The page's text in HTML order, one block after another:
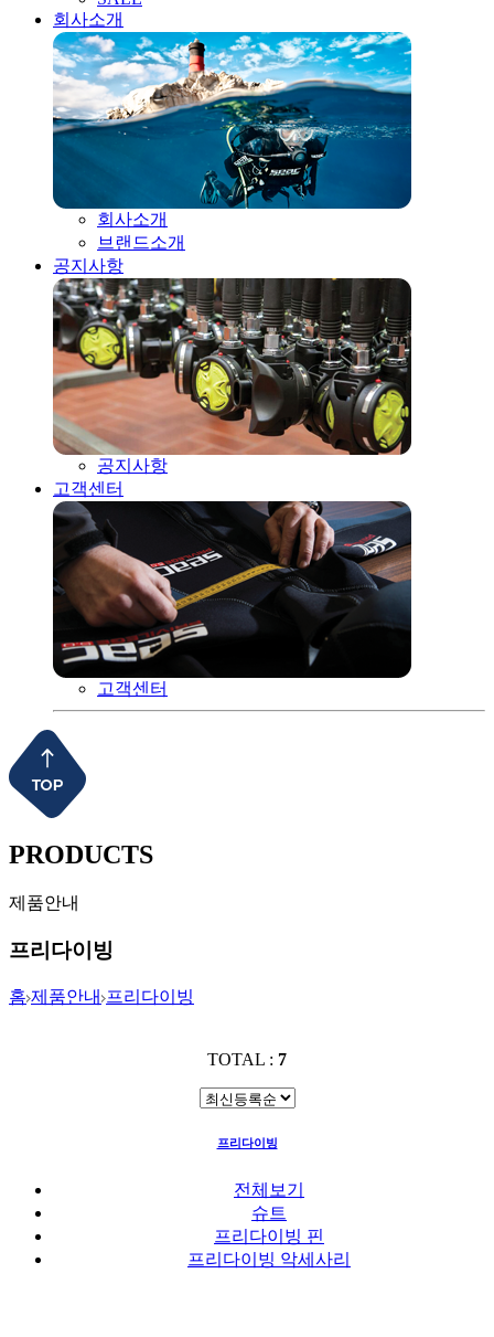
회사소개
회사소개
브랜드소개
공지사항
공지사항
고객센터
고객센터
PRODUCTS
제품안내
프리다이빙
홈 제품안내 프리다이빙
TOTAL : 7
프리다이빙
전체보기
슈트
프리다이빙 핀
프리다이빙 악세사리